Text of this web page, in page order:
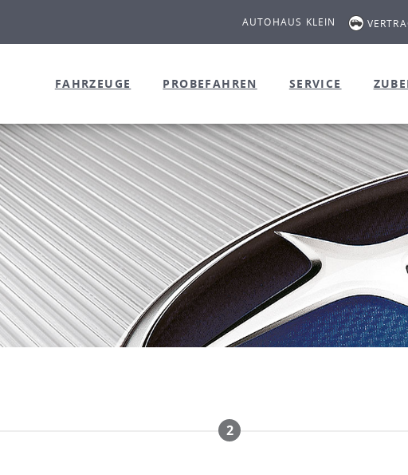
AUTOHAUS KLEIN
FAHRZEUGE PROBEFAHREN SERVICE
2